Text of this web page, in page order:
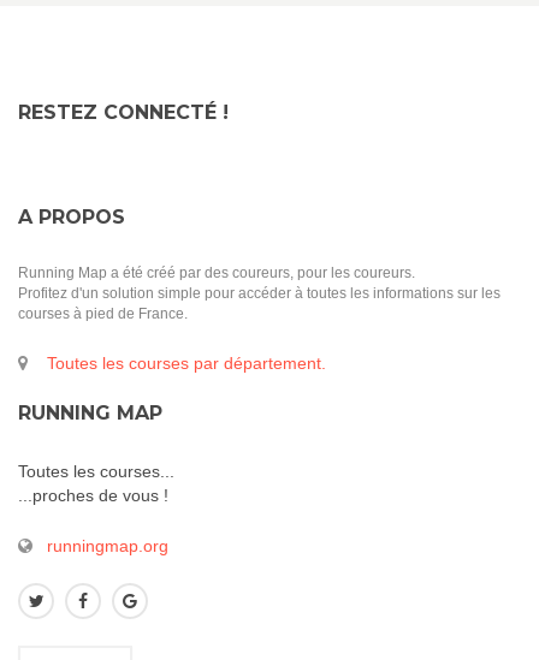
RESTEZ CONNECTÉ !
A PROPOS
Running Map a été créé par des coureurs, pour les coureurs.
Profitez d'un solution simple pour accéder à toutes les informations sur les
courses à pied de France.
Toutes les courses par département.
RUNNING MAP
Toutes les courses...
...proches de vous !
runningmap.org